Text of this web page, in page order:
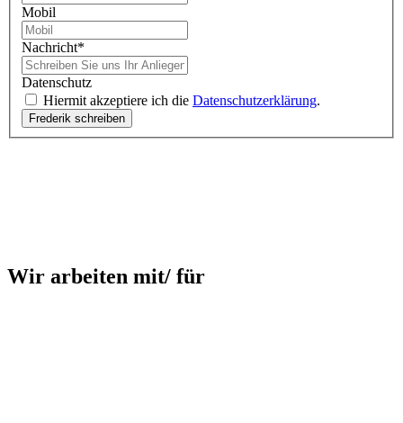
Mobil
Nachricht*
Datenschutz
Hiermit akzeptiere ich die Datenschutzerklärung.
Wir arbeiten mit/ für